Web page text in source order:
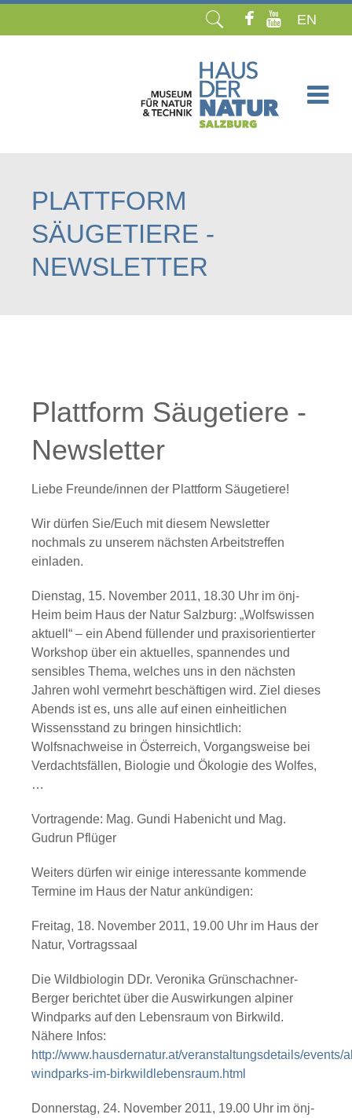
EN
PLATTFORM
SÄUGETIERE -
NEWSLETTER
Plattform Säugetiere -
Newsletter
Liebe Freunde/innen der Plattform Säugetiere!
Wir dürfen Sie/Euch mit diesem Newsletter
nochmals zu unserem nächsten Arbeitstreffen
einladen.
Dienstag, 15. November 2011, 18.30 Uhr im önj-
Heim beim Haus der Natur Salzburg: „Wolfswissen
aktuell“ – ein Abend füllender und praxisorientierter
Workshop über ein aktuelles, spannendes und
sensibles Thema, welches uns in den nächsten
Jahren wohl vermehrt beschäftigen wird. Ziel dieses
Abends ist es, uns alle auf einen einheitlichen
Wissensstand zu bringen hinsichtlich:
Wolfsnachweise in Österreich, Vorgangsweise bei
Verdachtsfällen, Biologie und Ökologie des Wolfes,
…
Vortragende: Mag. Gundi Habenicht und Mag.
Gudrun Pflüger
Weiters dürfen wir einige interessante kommende
Termine im Haus der Natur ankündigen:
Freitag, 18. November 2011, 19.00 Uhr im Haus der
Natur, Vortragssaal
Die Wildbiologin DDr. Veronika Grünschachner-
Berger berichtet über dieAuswirkungen alpiner
Windparks auf den Lebensraum von Birkwild.
Nähere Infos:
http://www.hausdernatur.at/veranstaltungsdetails/events/
windparks-im-birkwildlebensraum.html
Donnerstag, 24. November 2011, 19.00 Uhr im önj-